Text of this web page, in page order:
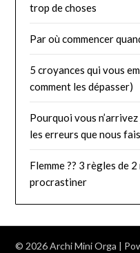
trop de choses
Par où commencer
5 croyances qui vous
comment les dépasser)
Pourquoi vous
les erreurs que nous
Flemme ?? 3 règles de
procrastiner
© 2026 Archi Mini Orga |